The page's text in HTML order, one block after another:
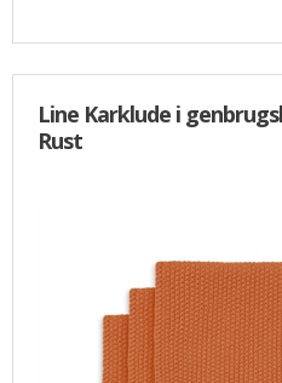
Line Karklude i
Rust